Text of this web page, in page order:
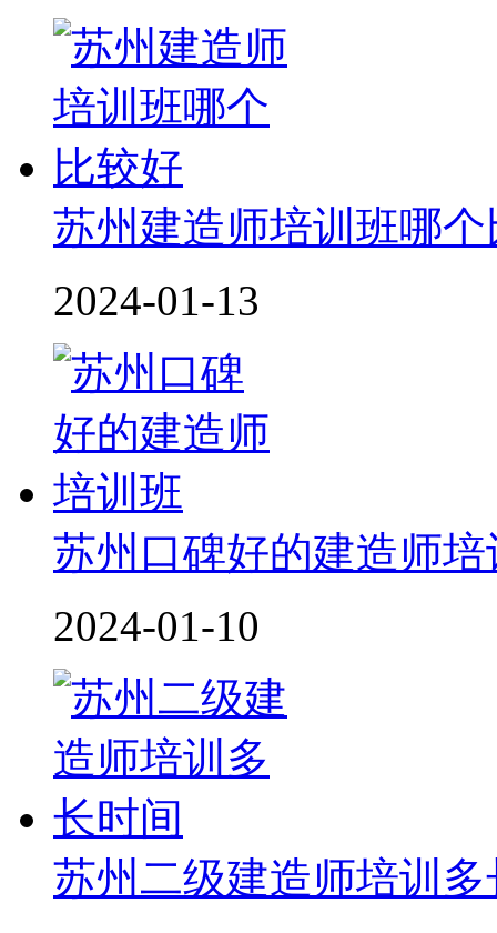
苏州建造师培训班哪
2024-01-13
苏州口碑好的建造师培
2024-01-10
苏州二级建造师培训